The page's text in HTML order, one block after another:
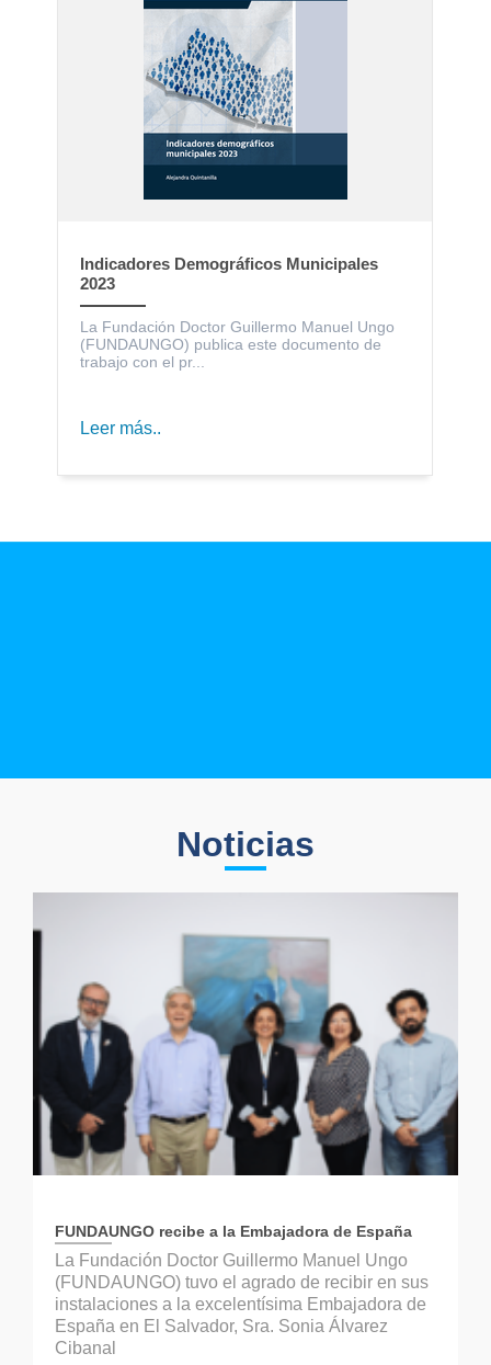
Indicadores Demográficos Municipales
2023
La Fundación Doctor Guillermo Manuel Ungo
(FUNDAUNGO) publica este documento de
trabajo con el pr...
Leer más..
Noticias
FUNDAUNGO recibe a la Embajadora de España
La Fundación Doctor Guillermo Manuel Ungo
(FUNDAUNGO) tuvo el agrado de recibir en sus
instalaciones a la excelentísima Embajadora de
España en El Salvador, Sra. Sonia Álvarez
Cibanal